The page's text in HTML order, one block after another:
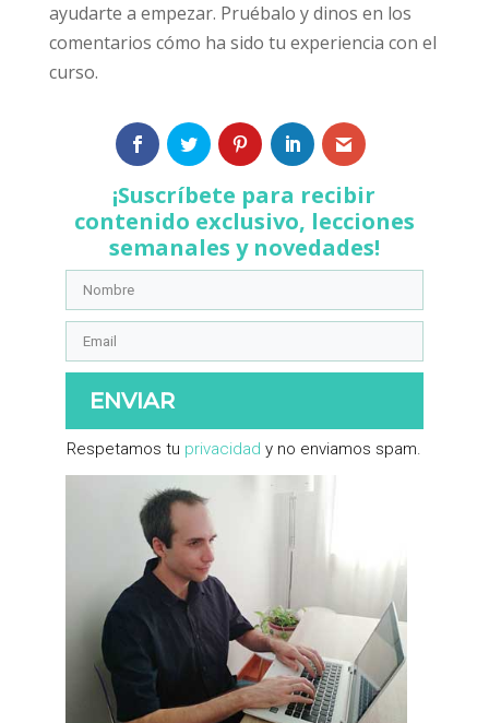
ayudarte a empezar. Pruébalo y dinos en los
comentarios cómo ha sido tu experiencia con el
curso.
¡Suscríbete para recibir
contenido exclusivo, lecciones
semanales y novedades!
ENVIAR
​Respetamos tu ​ privacidad ​ y no enviamos spam.